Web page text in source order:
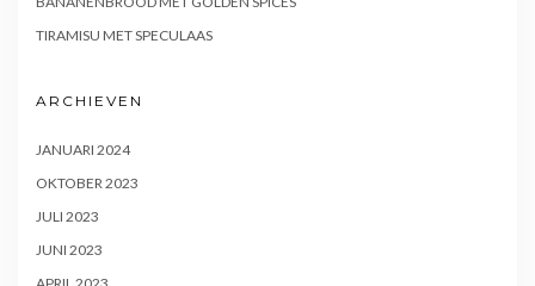
TIRAMISU MET SPECULAAS
ARCHIEVEN
JANUARI 2024
OKTOBER 2023
JULI 2023
JUNI 2023